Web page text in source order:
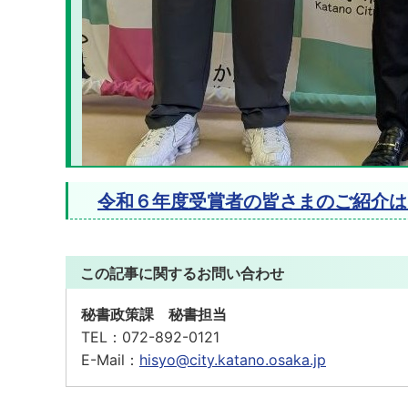
令和６年度受賞者の皆さまのご紹介
この記事に関するお問い合わせ
秘書政策課 秘書担当
TEL： 072-892-0121
E-Mail： hisyo@city.katano.osaka.jp